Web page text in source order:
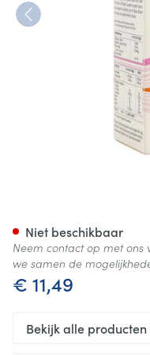
€ 11,49
Niet beschikbaar
Neem contact op met ons
we samen de
Bekijk alle